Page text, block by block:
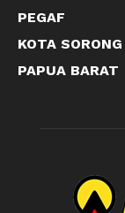
PEGAF
KOTA SORONG
PAPUA BARAT